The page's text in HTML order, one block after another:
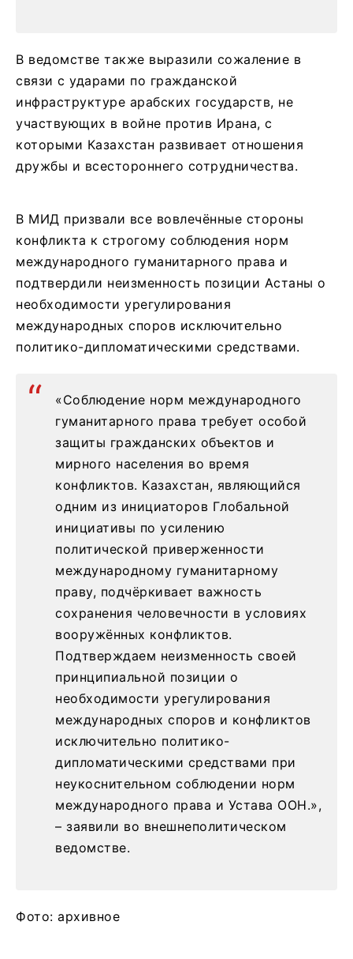
В ведомстве также выразили сожаление в
связи с ударами по гражданской
инфраструктуре арабских государств, не
участвующих в войне против Ирана, с
которыми Казахстан развивает отношения
дружбы и всестороннего сотрудничества.
В МИД призвали все вовлечённые стороны
конфликта к строгому соблюдения норм
международного гуманитарного права и
подтвердили неизменность позиции Астаны о
необходимости урегулирования
международных споров исключительно
политико-дипломатическими средствами.
«Соблюдение норм международного
гуманитарного права требует особой
защиты гражданских объектов и
мирного населения во время
конфликтов. Казахстан, являющийся
одним из инициаторов Глобальной
инициативы по усилению
политической приверженности
международному гуманитарному
праву, подчёркивает важность
сохранения человечности в условиях
вооружённых конфликтов.
Подтверждаем неизменность своей
принципиальной позиции о
необходимости урегулирования
международных споров и конфликтов
исключительно политико-
дипломатическими средствами при
неукоснительном соблюдении норм
международного права и Устава ООН.»,
– заявили во внешнеполитическом
ведомстве.
Фото: архивное